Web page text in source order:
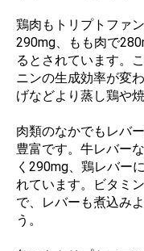
鶏肉もトリプトファ
290mg、もも肉で
るとされています。
ニンの生成効率が変
げなどより蒸し鶏や
肉類のなかでもレバ
豊富です。牛レバー
く290mg、鶏レバー
れています。ビタミ
で、レバーも煮込み
う。